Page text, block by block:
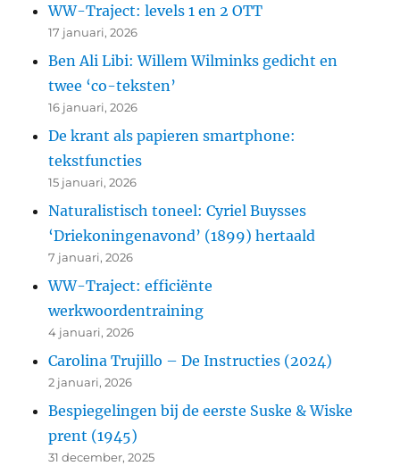
WW-Traject: levels 1 en 2 OTT
17 januari, 2026
Ben Ali Libi: Willem Wilminks gedicht en
twee ‘co-teksten’
16 januari, 2026
De krant als papieren smartphone:
tekstfuncties
15 januari, 2026
Naturalistisch toneel: Cyriel Buysses
‘Driekoningenavond’ (1899) hertaald
7 januari, 2026
WW-Traject: efficiënte
werkwoordentraining
4 januari, 2026
Carolina Trujillo – De Instructies (2024)
2 januari, 2026
Bespiegelingen bij de eerste Suske & Wiske
prent (1945)
31 december, 2025